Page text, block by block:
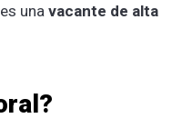
una vacante de alta